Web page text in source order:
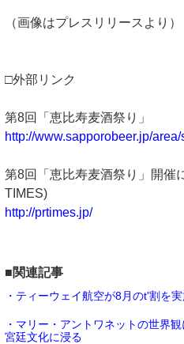
（画像はプレスリリースより）
□外部リンク
第8回「恵比寿麦酒祭り」
http://www.sapporobeer.jp/
第8回「恵比寿麦酒祭り」開催
TIMES)
http://prtimes.jp/
■関連記事
・ティーウェイ航空が8月のt'割を
・マリー・アントワネットの世界
宮廷文化に浸る